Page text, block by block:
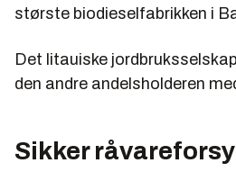
største biodieselfabrikken i
Det litauiske
den andre andelsholderen
Sikker